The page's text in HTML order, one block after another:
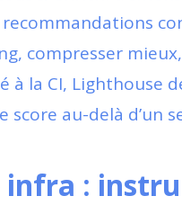
compresser
à la CI, Lighthouse
score au-delà d’un
infra :